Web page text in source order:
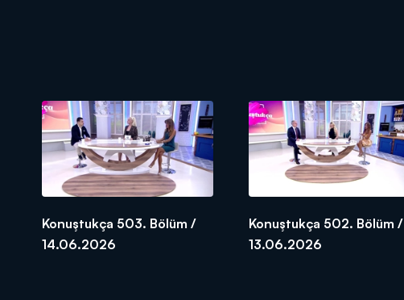
Konuştukça 503. Bölüm /
14.06.2026
Konuştukça 502. Bölüm /
13.06.2026